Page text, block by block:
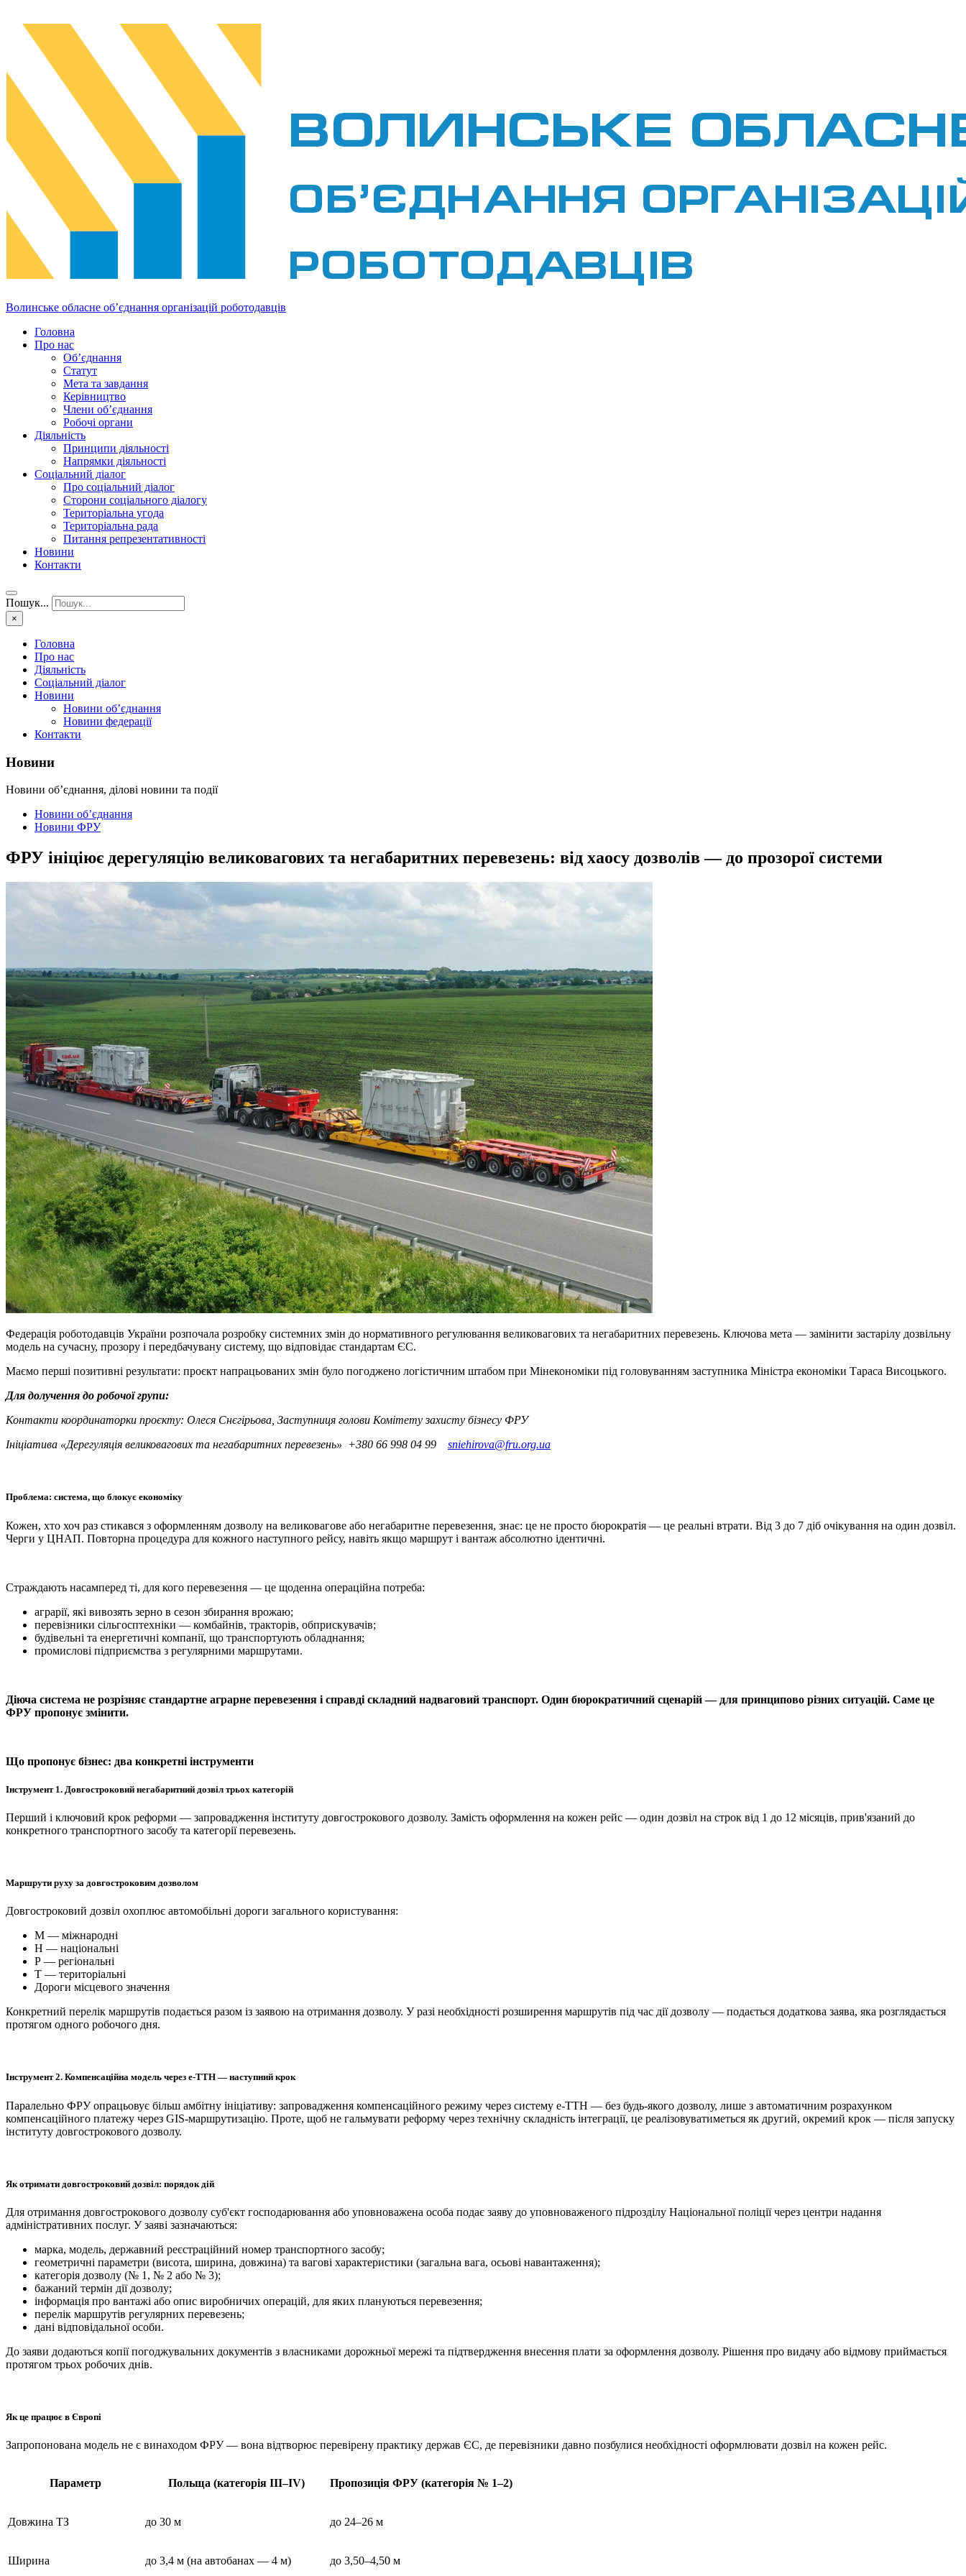
Волинське обласне об’єднання організацій роботодавців
Головна
Про нас
Об’єднання
Статут
Мета та завдання
Керівництво
Члени об’єднання
Робочі органи
Діяльність
Принципи діяльності
Напрямки діяльності
Соціальний діалог
Про соціальний діалог
Сторони соціального діалогу
Територіальна угода
Територіальна рада
Питання репрезентативності
Новини
Контакти
Пошук...
×
Головна
Про нас
Діяльність
Соціальний діалог
Новини
Новини об’єднання
Новини федерації
Контакти
Новини
Новини об’єднання, ділові новини та події
Новини об’єднання
Новини ФРУ
ФРУ ініціює дерегуляцію великовагових та негабаритних перевезень: від хаосу дозволів — до прозорої системи
Федерація роботодавців України розпочала розробку системних змін до нормативного регулювання великовагових та негабаритних перевезень. Ключова мета — замінити застарілу дозвільну
модель на сучасну, прозору і передбачувану систему, що відповідає стандартам ЄС.
Маємо перші позитивні результати: проєкт напрацьованих змін було погоджено логістичним штабом при Мінекономіки під головуванням заступника Міністра економіки Тараса Висоцького.
Для долучення до робочої групи:
Контакти координаторки проєкту: Олеся Снєгірьова, Заступниця голови Комітету захисту бізнесу ФРУ
Ініціатива «Дерегуляція великовагових та негабаритних перевезень» +380 66 998 04 99 sniehirova@fru.org.ua
Проблема: система, що блокує економіку
Кожен, хто хоч раз стикався з оформленням дозволу на великовагове або негабаритне перевезення, знає: це не просто бюрократія — це реальні втрати. Від 3 до 7 діб очікування на один дозвіл.
Черги у ЦНАП. Повторна процедура для кожного наступного рейсу, навіть якщо маршрут і вантаж абсолютно ідентичні.
Страждають насамперед ті, для кого перевезення — це щоденна операційна потреба:
аграрії, які вивозять зерно в сезон збирання врожаю;
перевізники сільгосптехніки — комбайнів, тракторів, обприскувачів;
будівельні та енергетичні компанії, що транспортують обладнання;
промислові підприємства з регулярними маршрутами.
Діюча система не розрізняє стандартне аграрне перевезення і справді складний надваговий транспорт. Один бюрократичний сценарій — для принципово різних ситуацій. Саме це
ФРУ пропонує змінити.
Що пропонує бізнес: два конкретні інструменти
Інструмент 1. Довгостроковий негабаритний дозвіл трьох категорій
Перший і ключовий крок реформи — запровадження інституту довгострокового дозволу. Замість оформлення на кожен рейс — один дозвіл на строк від 1 до 12 місяців, прив'язаний до
конкретного транспортного засобу та категорії перевезень.
Маршрути руху за довгостроковим дозволом
Довгостроковий дозвіл охоплює автомобільні дороги загального користування:
М — міжнародні
Н — національні
Р — регіональні
Т — територіальні
Дороги місцевого значення
Конкретний перелік маршрутів подається разом із заявою на отримання дозволу. У разі необхідності розширення маршрутів під час дії дозволу — подається додаткова заява, яка розглядається
протягом одного робочого дня.
Інструмент 2. Компенсаційна модель через е-ТТН — наступний крок
Паралельно ФРУ опрацьовує більш амбітну ініціативу: запровадження компенсаційного режиму через систему е-ТТН — без будь-якого дозволу, лише з автоматичним розрахунком
компенсаційного платежу через GIS-маршрутизацію. Проте, щоб не гальмувати реформу через технічну складність інтеграції, це реалізовуватиметься як другий, окремий крок — після запуску
інституту довгострокового дозволу.
Як отримати довгостроковий дозвіл: порядок дій
Для отримання довгострокового дозволу суб'єкт господарювання або уповноважена особа подає заяву до уповноваженого підрозділу Національної поліції через центри надання
адміністративних послуг. У заяві зазначаються:
марка, модель, державний реєстраційний номер транспортного засобу;
геометричні параметри (висота, ширина, довжина) та вагові характеристики (загальна вага, осьові навантаження);
категорія дозволу (№ 1, № 2 або № 3);
бажаний термін дії дозволу;
інформація про вантажі або опис виробничих операцій, для яких плануються перевезення;
перелік маршрутів регулярних перевезень;
дані відповідальної особи.
До заяви додаються копії погоджувальних документів з власниками дорожньої мережі та підтвердження внесення плати за оформлення дозволу. Рішення про видачу або відмову приймається
протягом трьох робочих днів.
Як це працює в Європі
Запропонована модель не є винаходом ФРУ — вона відтворює перевірену практику держав ЄС, де перевізники давно позбулися необхідності оформлювати дозвіл на кожен рейс.
Параметр Польща (категорія III–IV) Пропозиція ФРУ (категорія № 1–2)
Довжина ТЗ до 30 м до 24–26 м
Ширина до 3,4 м (на автобанах — 4 м) до 3,50–4,50 м